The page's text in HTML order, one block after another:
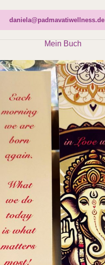
daniela@padmavatiwellness.de
Mein Buch